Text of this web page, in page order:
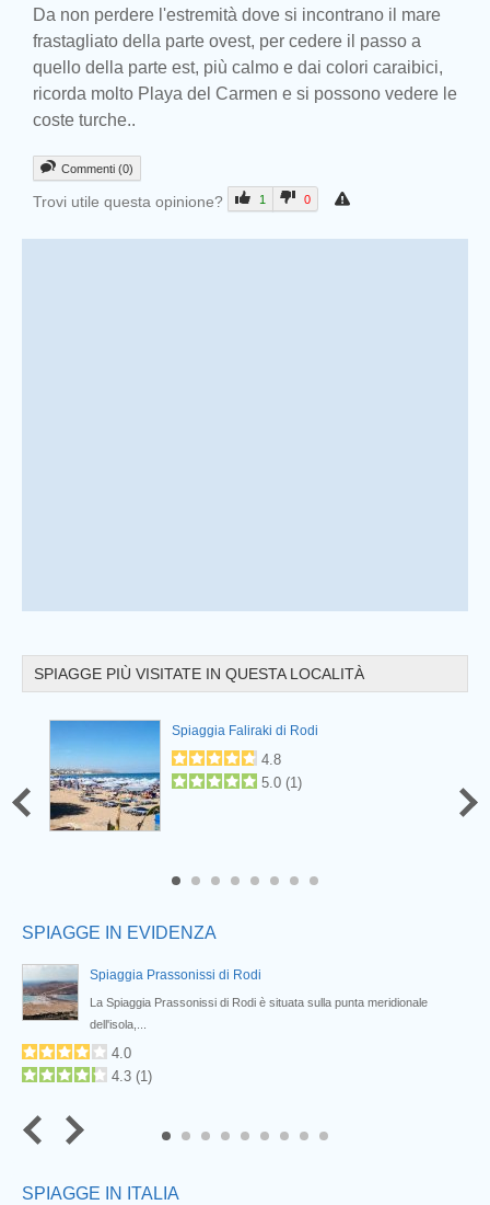
Da non perdere l'estremità dove si incontrano il mare
frastagliato della parte ovest, per cedere il passo a
quello della parte est, più calmo e dai colori caraibici,
ricorda molto Playa del Carmen e si possono vedere le
coste turche..
Commenti (0)
Trovi utile questa opinione? 1 0
SPIAGGE PIÙ VISITATE IN QUESTA LOCALITÀ
Spiaggia Faliraki di Rodi
4.8
5.0 (1)
Next
SPIAGGE IN EVIDENZA
Spiaggia Prassonissi di Rodi
La Spiaggia Prassonissi di Rodi è situata sulla punta meridionale
dell'isola,...
4.0
4.3 (1)
8
SPIAGGE IN ITALIA